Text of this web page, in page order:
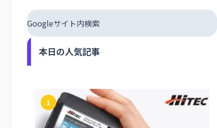
Googleサイト内検索
本日の人気記事
1